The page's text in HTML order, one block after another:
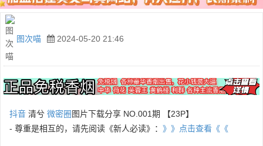
图次喵 2024-05-20 21:46
抖音 清兮 微密圈 图片下载分享 NO.001期 【23P】
- 尊重是相互的，请先阅读《新人必读》： 》》点击查看《《